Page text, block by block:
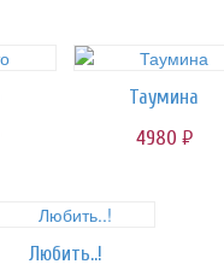
Таумина
4980 руб.
Любить..!